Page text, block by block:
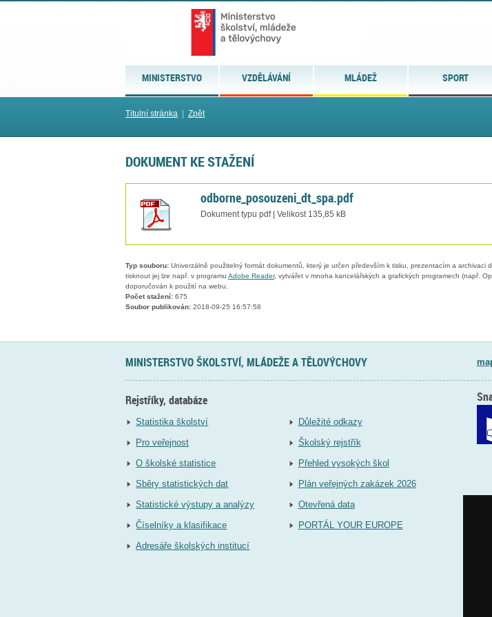
MINISTERSTVO VZDĚLÁVÁNÍ MLÁDEŽ SPORT
Titulní stránka Zpět
DOKUMENT KE STAŽENÍ
odborne_posouzeni_dt_spa.pdf
Dokument typu pdf | Velikost 135,85 kB
Typ souboru: Univerzálně použitelný formát dokumentů, který je určen především k tisku, prezentacím a archivaci
tisknout jej lze např. v programu Adobe Reader, vytvářet v mnoha kancelářských a grafických programech (např.
doporučován k použití na webu.
Počet stažení: 675
Soubor publikován: 2018-09-25 16:57:58
MINISTERSTVO ŠKOLSTVÍ, MLÁDEŽE A TĚLOVÝCHOVY
Rejstříky, databáze
Statistika školství
Pro veřejnost
O školské statistice
Sběry statistických dat
Statistické výstupy a analýzy
Číselníky a klasifikace
Adresáře školských institucí
Důležité odkazy
Školský rejstřík
Přehled vysokých škol
Plán veřejných zakázek 2026
Otevřená data
PORTÁL YOUR EUROPE